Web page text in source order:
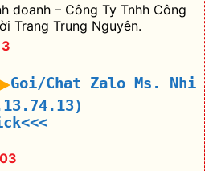
doanh – Công Ty Tnhh Công
Trang Trung Nguyên.
Goi/Chat Zalo Ms. Nhi